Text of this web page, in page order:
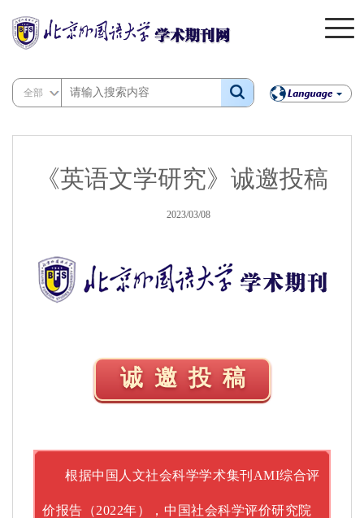
全部
《英语文学研究》诚邀投稿
2023/03/08
诚邀投稿
根据中国人文社会科学学术集刊AMI综合评
价报告（2022年），中国社会科学评价研究院